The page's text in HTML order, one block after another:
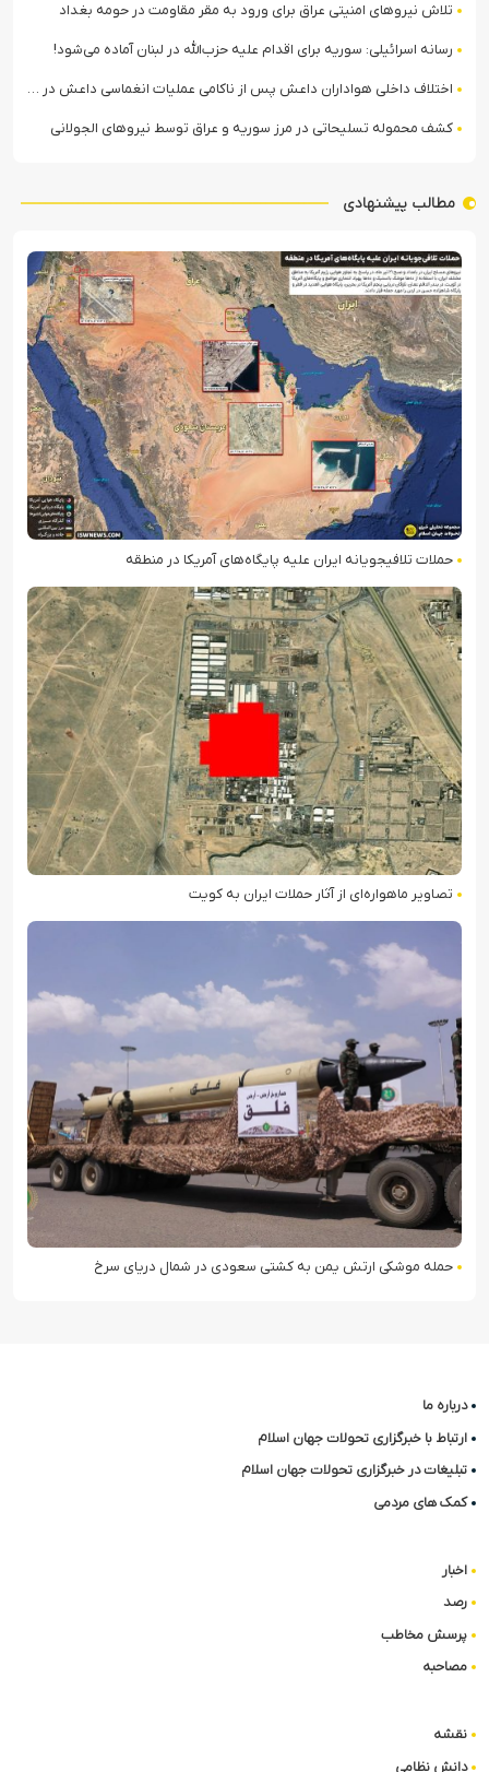
تلاش نیروهای امنیتی عراق برای ورود به مقر مقاومت در حومه بغداد
رسانه اسرائیلی: سوریه برای اقدام علیه حزب‌الله در لبنان آماده می‌شود!
اختلاف داخلی هواداران داعش پس از ناکامی عملیات انغماسی داعش در رقه
کشف محموله تسلیحاتی در مرز سوریه و عراق توسط نیروهای الجولانی
مطالب پیشنهادی
حملات تلافی‎جویانه ایران علیه پایگاه‌های آمریکا در منطقه
تصاویر ماهواره‌ای از آثار حملات ایران به کویت
حمله موشکی ارتش یمن به کشتی سعودی در شمال دریای سرخ
درباره ما
ارتباط با خبرگزاری تحولات جهان اسلام
تبلیغات در خبرگزاری تحولات جهان اسلام
کمک های مردمی
اخبار
رصد
پرسش مخاطب
مصاحبه
نقشه
دانش نظامی